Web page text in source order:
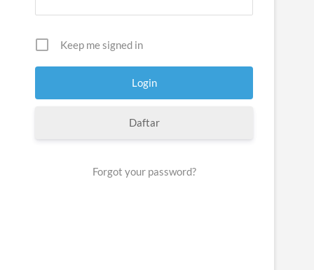
Keep me signed in
Daftar
Forgot your password?